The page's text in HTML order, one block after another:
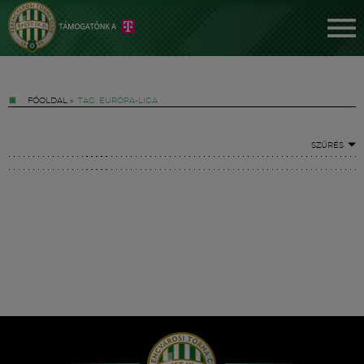
FŐOLDAL » TAG: EURÓPA-LIGA
SZŰRÉS
Hírek